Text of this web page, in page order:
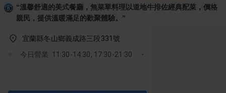
“溫馨舒適的美式餐廳，無菜單料理以道地牛排佐經典配菜，價格
親民，提供溫暖滿足的歡聚體驗。 ”
宜蘭縣冬山鄉義成路三段331號
今日營業: 11:30-14:30, 17:30-21:30